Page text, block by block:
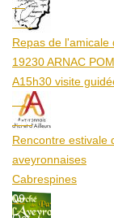
23
Aoû
Repas de l'amicale
19230 ARNAC
A15h30 visite
25
Aoû
Rencontre estivale
aveyronnaises
Cabrespines
09